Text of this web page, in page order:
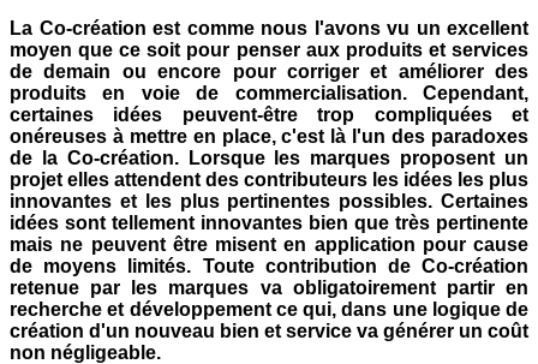
La Co-création est comme nous l'avons vu un excellent
moyen que ce soit pour penser aux produits et services
de demain ou encore pour corriger et améliorer des
produits en voie de commercialisation. Cependant,
certaines idées peuvent-être trop compliquées et
onéreuses à mettre en place, c'est là l'un des paradoxes
de la Co-création. Lorsque les marques proposent un
projet elles attendent des contributeurs les idées les plus
innovantes et les plus pertinentes possibles. Certaines
idées sont tellement innovantes bien que très pertinente
mais ne peuvent être misent en application pour cause
de moyens limités. Toute contribution de Co-création
retenue par les marques va obligatoirement partir en
recherche et développement ce qui, dans une logique de
création d'un nouveau bien et service va générer un coût
non négligeable.